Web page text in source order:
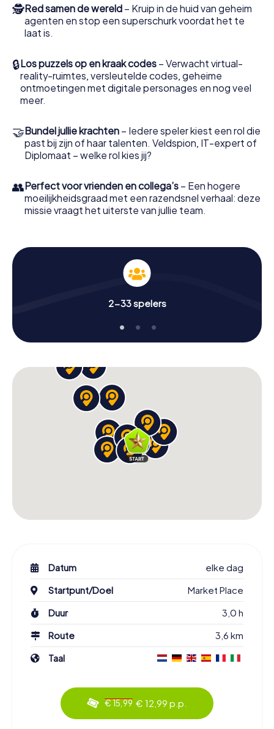
jezelf en jouw team in de hoogste score van Selby en krijg
toegang tot jouw eigen fotogalerij. De escape game van
myCityHunt verandert Selby in jouw eigen persoonlijke
spionage en geheime agenten en verander Selby in een
escaperoom in de buitenlucht!
🕵Red samen de wereld – Kruip in de huid van geheim
agenten en stop een superschurk voordat het te
laat is.
🔒Los puzzels op en kraak codes – Verwacht virtual-
reality-ruimtes, versleutelde codes, geheime
ontmoetingen met digitale personages en nog veel
meer.
🤝Bundel jullie krachten – Iedere speler kiest een rol die
past bij zijn of haar talenten. Veldspion, IT-expert of
Diplomaat – welke rol kies jij?
👥Perfect voor vrienden en collega’s – Een hogere
moeilijkheidsgraad met een razendsnel verhaal: deze
missie vraagt het uiterste van jullie team.
2-33 spelers
Datum
elke dag
Startpunt/Doel
Market Place
Duur
3,0 h
Route
3,6 km
Taal
€ 15,99 € 12,99 p.p.